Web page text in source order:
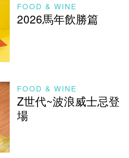
FOOD & WINE
2026馬年飲勝篇
FOOD & WINE
Z世代~波浪威士忌登
場